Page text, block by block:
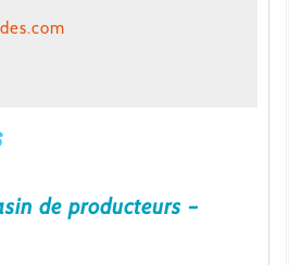
de producteurs –